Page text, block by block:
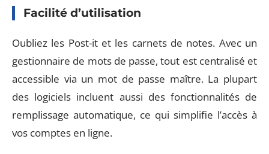
Facilité d’utilisation
Oubliez les Post-it et les carnets de notes. Avec un
gestionnaire de mots de passe, tout est centralisé et
accessible via un mot de passe maître. La plupart
des logiciels incluent aussi des fonctionnalités de
remplissage automatique, ce qui simplifie l’accès à
vos comptes en ligne.